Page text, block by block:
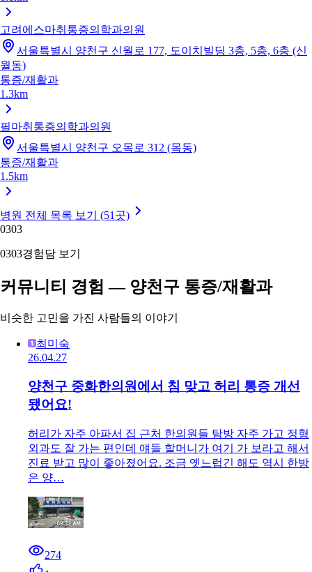
고려에스마취통증의학과의원
서울특별시 양천구 신월로 177, 도이치빌딩 3층, 5층, 6층 (신
월동)
통증/재활과
1.3km
필마취통증의학과의원
서울특별시 양천구 오목로 312 (목동)
통증/재활과
1.5km
병원 전체 목록 보기 (51곳)
0303
0303경험담 보기
커뮤니티 경험 — 양천구 통증/재활과
비슷한 고민을 가진 사람들의 이야기
최미숙
26.04.27
양천구 중화한의원에서 침 맞고 허리 통증 개선
됐어요!
허리가 자주 아파서 집 근처 한의원들 탐방 자주 가고 정형
외과도 잘 가는 편인데 얘들 할머니가 여기 가 보라고 해서
진료 받고 많이 좋아졌어요. 조금 옛느럽긴 해도 역시 한방
은 양…
274